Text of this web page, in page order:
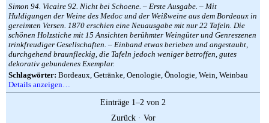
Simon 94. Vicaire 92. Nicht bei Schoene. – Erste Ausgabe. – Mit
Huldigungen der Weine des Medoc und der Weißweine aus dem Bordeaux in
gereimten Versen. 1870 erschien eine Neuausgabe mit nur 22 Tafeln. Die
schönen Holzstiche mit 15 Ansichten berühmter Weingüter und Genreszenen
trinkfreudiger Gesellschaften. – Einband etwas berieben und angestaubt,
durchgehend braunfleckig, die Tafeln jedoch weniger betroffen, gutes
dekorativ gebundenes Exemplar.
Schlagwörter: Bordeaux, Getränke, Oenologie, Önologie, Wein, Weinbau
Details anzeigen…
Einträge 1–2 von 2
Zurück· Vor